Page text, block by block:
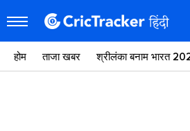
होम ताजा खबर श्रीलंका बनाम भारत